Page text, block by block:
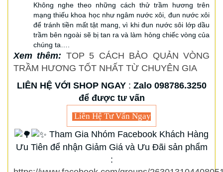
Không nghe theo những cách thử trầm hương trên
mạng thiếu khoa học như ngâm nước xôi, đun nước xôi
để tránh tiền mất tật mang, vì khi đun nước sôi lớp dầu
trầm bên ngoài sẽ bị tan ra và làm hỏng chiếc vòng của
chúng ta….
Xem thêm: TOP 5 CÁCH BẢO QUẢN VÒNG
TRẦM HƯƠNG TỐT NHẤT TỪ CHUYÊN GIA
LIÊN HỆ VỚI SHOP NGAY: Zalo 098786.3250
để được tư vấn
Liên Hệ Tư Vấn Ngay
Tham Gia Nhóm Facebook Khách Hàng
Ưu Tiên để nhận Giảm Giá và Ưu Đãi sản phẩm
: